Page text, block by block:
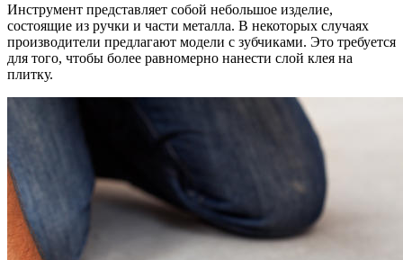
Инструмент представляет собой небольшое изделие,
состоящие из ручки и части металла. В некоторых случаях
производители предлагают модели с зубчиками. Это требуется
для того, чтобы более равномерно нанести слой клея на
плитку.